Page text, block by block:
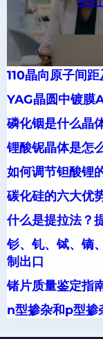
110晶向原子间
YAG晶圆中镀膜
磷化铟是什么晶
锂酸铌晶体是怎
如何调节钽酸锂
碳化硅的六大优
什么是提拉法？
钐、钆、铽、镝
制出口
锗片质量鉴定指
n型掺杂和p型掺